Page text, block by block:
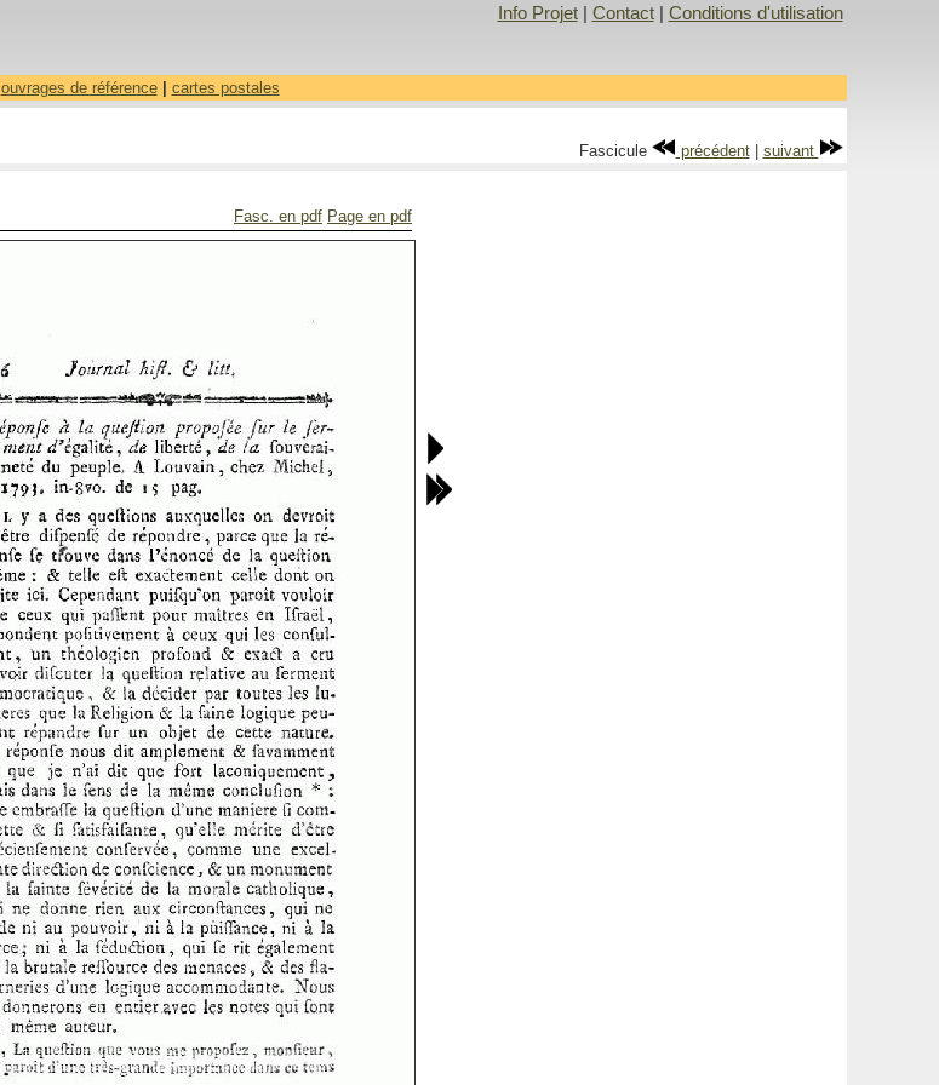
Info Projet| Contact| Conditions d'utilisation
ouvrages de référence| cartes postales
Fascicule précédent| suivant
Fasc. en pdf Page en pdf